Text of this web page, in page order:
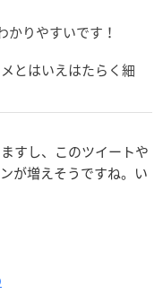
かりやすいです！
とはいえはたらく細
すし、このツイートや
が増えそうですね。い